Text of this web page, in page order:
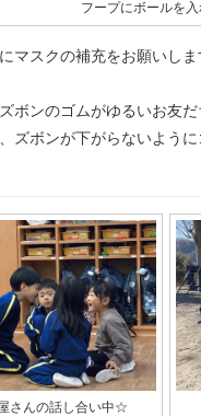
フープにボールを
マスクの補充をお願いしま
ボンのゴムがゆるいお友
ズボンが下がらないよう
さんの話し合い中☆